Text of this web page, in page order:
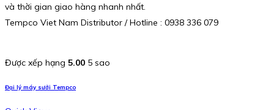
và thời gian giao hàng nhanh nhất.
Tempco Viet Nam Distributor / Hotline : 0938 336 079
Được xếp hạng 5.00 5 sao
Đại lý máy sưởi Tempco